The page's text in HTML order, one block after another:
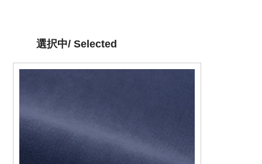
選択中/ Selected